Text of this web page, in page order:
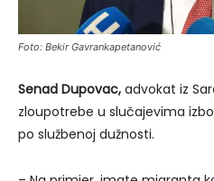
Foto: Bekir Gavrankapetanović
Senad Dupovac, advokat iz
zloupotrebe u slučajevima
po službenoj dužnosti.